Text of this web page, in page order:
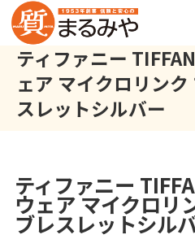
ティファニー
ェア マイクロリン
スレットシルバー
ティファニー
ウェア マイクロリ
ブレスレットシル